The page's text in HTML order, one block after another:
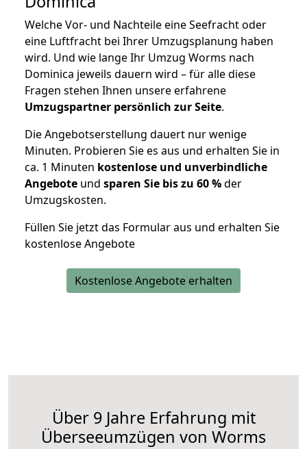
Welche Vor- und Nachteile eine Seefracht oder
eine Luftfracht bei Ihrer Umzugsplanung haben
wird. Und wie lange Ihr Umzug Worms nach
Dominica jeweils dauern wird – für alle diese
Fragen stehen Ihnen unsere erfahrene
Umzugspartner persönlich zur Seite.
Die Angebotserstellung dauert nur wenige
Minuten. Probieren Sie es aus und erhalten Sie in
ca. 1 Minuten kostenlose und unverbindliche
Angebote und sparen Sie bis zu 60 %der
Umzugskosten.
Füllen Sie jetzt das Formular aus und erhalten Sie
kostenlose Angebote
Kostenlose Angebote erhalten
Über 9 Jahre Erfahrung mit
Überseeumzügen von Worms